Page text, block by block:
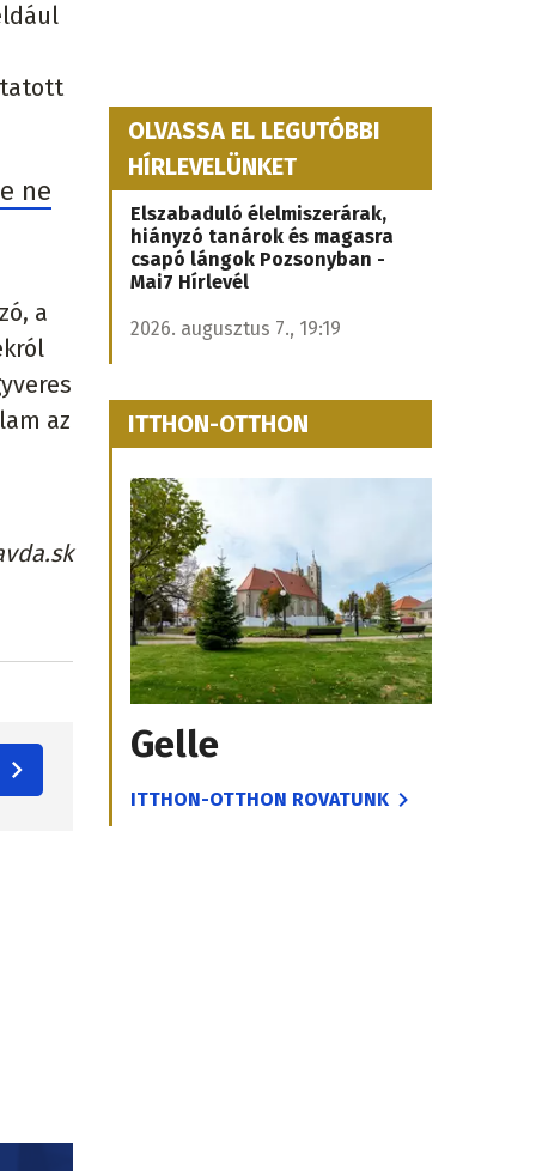
ne
a
az
OLVASSA EL LEGUTÓBBI
HÍRLEVELÜNKET
Elszabaduló élelmiszerárak,
hiányzó tanárok és magasra
csapó lángok Pozsonyban -
Mai7 Hírlevél
2026. augusztus 7., 19:19
ITTHON-OTTHON
Gelle
ITTHON-OTTHON ROVATUNK